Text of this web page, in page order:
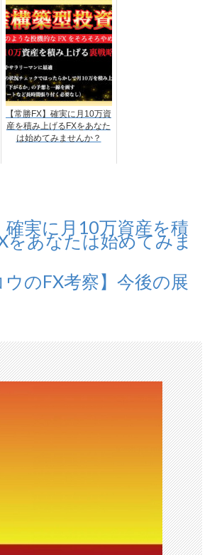
【常勝FX】確実に月10万資
産を積み上げるFXをあなた
は始めてみませんか？
確実に月10万資産を積
をあなたは始めてみま
のFX考察】今後の展